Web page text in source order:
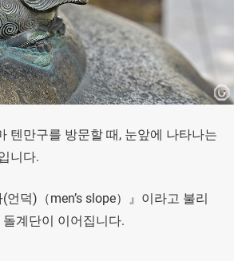
텐만구를 방문할 때, 눈앞에 나타나는
니다.
언덕)（men’s slope）』이라고 불리
계단이 이어집니다.